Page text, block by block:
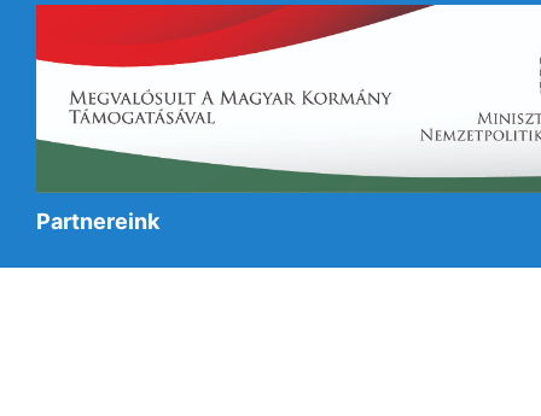
Partnereink